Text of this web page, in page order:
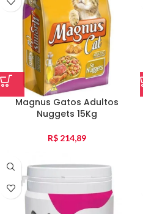
Magnus Gatos Adultos
Nuggets 15Kg
R$ 214,89